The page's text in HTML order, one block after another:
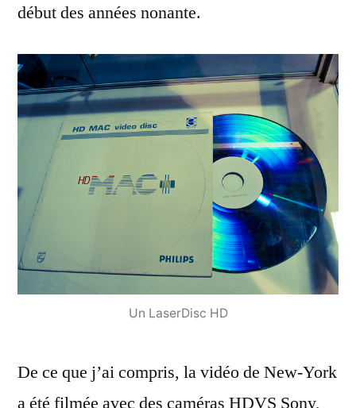
début des années nonante.
Un LaserDisc HD
De ce que j’ai compris, la vidéo de New-York
a été filmée avec des caméras HDVS Sony,